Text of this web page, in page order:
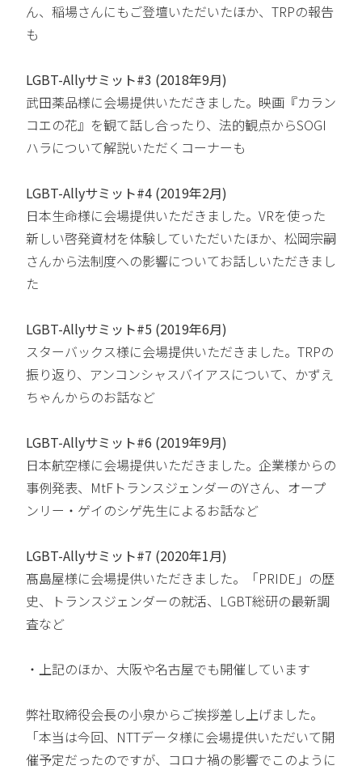
ん、稲場さんにもご登壇いただいたほか、TRPの報告
も
LGBT-Allyサミット#3 (2018年9月)
武田薬品様に会場提供いただきました。映画『カラン
コエの花』を観て話し合ったり、法的観点からSOGI
ハラについて解説いただくコーナーも
LGBT-Allyサミット#4 (2019年2月)
日本生命様に会場提供いただきました。VRを使った
新しい啓発資材を体験していただいたほか、松岡宗嗣
さんから法制度への影響についてお話しいただきまし
た
LGBT-Allyサミット#5 (2019年6月)
スターバックス様に会場提供いただきました。TRPの
振り返り、アンコンシャスバイアスについて、かずえ
ちゃんからのお話など
LGBT-Allyサミット#6 (2019年9月)
日本航空様に会場提供いただきました。企業様からの
事例発表、MtFトランスジェンダーのYさん、オープ
ンリー・ゲイのシゲ先生によるお話など
LGBT-Allyサミット#7 (2020年1月)
髙島屋様に会場提供いただきました。「PRIDE」の歴
史、トランスジェンダーの就活、LGBT総研の最新調
査など
・上記のほか、大阪や名古屋でも開催しています
弊社取締役会長の小泉からご挨拶差し上げました。
「本当は今回、NTTデータ様に会場提供いただいて開
催予定だったのですが、コロナ禍の影響でこのように